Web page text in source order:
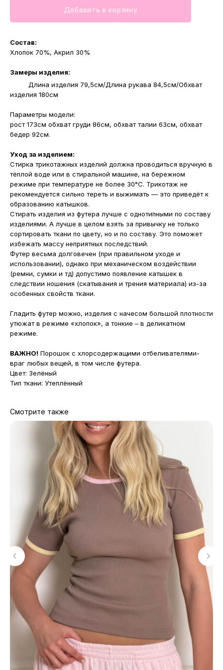
Добавить в корзину
Состав:
Хлопок 70%, Акрил 30%
Замеры изделия:
Длина изделия 79,5см/Длина рукава 84,5см/Обхват
изделия 180см
Параметры модели:
рост 173см обхват груди 86см, обхват талии 63см, обхват
бедер 92см.
Уход за изделием:
Стирка трикотажных изделий должна проводиться вручную в
тёплой воде или в стиральной машине, на бережном
режиме при температуре не более 30°С. Трикотаж не
рекомендуется сильно тереть и выжимать — это приведёт к
образованию катышков.
Стирать изделия из футера лучше с однотипными по составу
изделиями. А лучше в целом взять за привычку не только
сортировать ткани по цвету, но и по составу. Это поможет
избежать массу неприятных последствий.
Футер весьма долговечен (при правильном уходе и
использовании), однако при механическом воздействии
(ремни, сумки и тд) допустимо появление катышек в
следствии ношения (скатывания и трения материала) из-за
особенных свойств ткани.
Гладить футер можно, изделия с начесом большой плотности
утюжат в режиме «хлопок», а тонкие – в деликатном
режиме.
ВАЖНО! Порошок с хлорсодержащими отбеливателями-
враг любых вещей, в том числе футера.
Цвет: Зелёный
Тип ткани: Утеплённый
Смотрите также
МАГАЗИНЫ
Потрогать, примерить,
ВЛЮБИТЬСЯ И КУПИТЬ
наш бренд вы можете по адресу